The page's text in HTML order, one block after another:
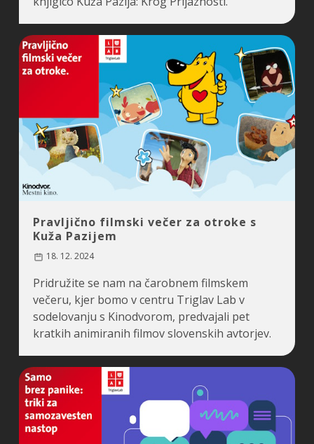
Pravljično filmski večer za otroke s
Kuža Pazijem
18. 12. 2024
Pridružite se nam na čarobnem filmskem
večeru, kjer bomo v centru Triglav Lab v
sodelovanju s Kinodvorom, predvajali pet
kratkih animiranih filmov slovenskih avtorjev.